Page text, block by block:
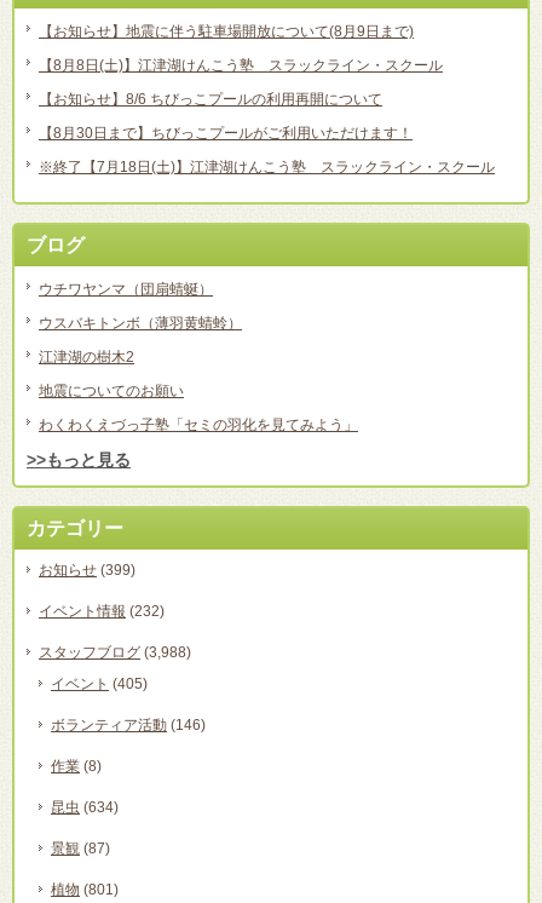
【お知らせ】地震に伴う駐車場開放について(8月9日まで)
【8月8日(土)】江津湖けんこう塾 スラックライン・スクール
【お知らせ】8/6 ちびっこプールの利用再開について
【8月30日まで】ちびっこプールがご利用いただけます！
※終了【7月18日(土)】江津湖けんこう塾 スラックライン・スクール
ブログ
ウチワヤンマ（団扇蜻蜒）
ウスバキトンボ（薄羽黄蜻蛉）
江津湖の樹木2
地震についてのお願い
わくわくえづっ子塾「セミの羽化を見てみよう」
>>もっと見る
カテゴリー
お知らせ (399)
イベント情報 (232)
スタッフブログ (3,988)
イベント (405)
ボランティア活動 (146)
作業 (8)
昆虫 (634)
景観 (87)
植物 (801)